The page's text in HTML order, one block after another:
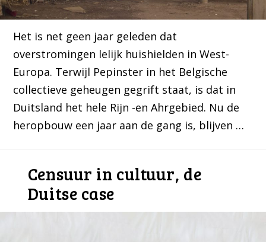
Het is net geen jaar geleden dat
overstromingen lelijk huishielden in West-
Europa. Terwijl Pepinster in het Belgische
collectieve geheugen gegrift staat, is dat in
Duitsland het hele Rijn -en Ahrgebied. Nu de
heropbouw een jaar aan de gang is, blijven …
Censuur in cultuur, de
Duitse case